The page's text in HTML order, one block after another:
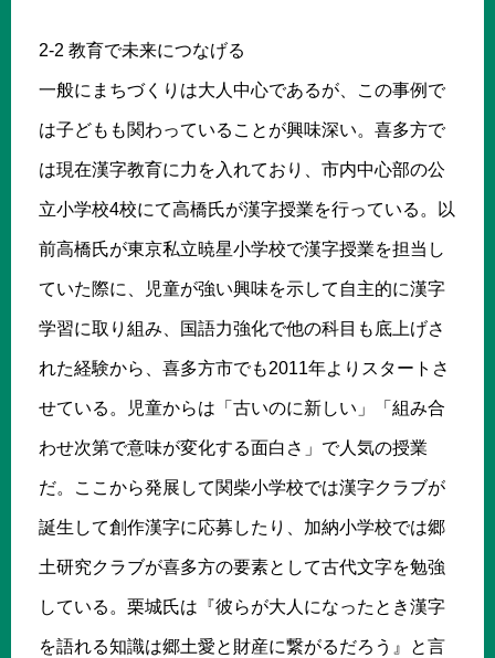
2-2 教育で未来につなげる
一般にまちづくりは大人中心であるが、この事例で
は子どもも関わっていることが興味深い。喜多方で
は現在漢字教育に力を入れており、市内中心部の公
立小学校4校にて高橋氏が漢字授業を行っている。以
前高橋氏が東京私立暁星小学校で漢字授業を担当し
ていた際に、児童が強い興味を示して自主的に漢字
学習に取り組み、国語力強化で他の科目も底上げさ
れた経験から、喜多方市でも2011年よりスタートさ
せている。児童からは「古いのに新しい」「組み合
わせ次第で意味が変化する面白さ」で人気の授業
だ。ここから発展して関柴小学校では漢字クラブが
誕生して創作漢字に応募したり、加納小学校では郷
土研究クラブが喜多方の要素として古代文字を勉強
している。栗城氏は『彼らが大人になったとき漢字
を語れる知識は郷土愛と財産に繋がるだろう』と言